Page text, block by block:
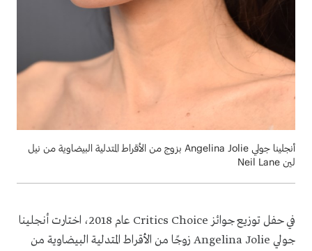
أنجلينا جولي Angelina Jolie بزوج من الأقراط المتدلية البيضاوية من نيل
لين Neil Lane
في حفل توزيع جوائز Critics Choice
عام 2018، اختارت أنجلينا
جولي Angelina Jolie زوجًا من الأقراط المتدلية البيضاوية من